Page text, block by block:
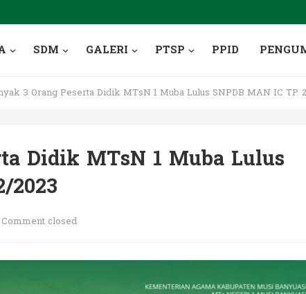
SDM GALERI PTSP PPID
3 Orang Peserta Didik MTsN 1 Muba Lulus SNPDB MAN IC TP.
Didik MTsN 1 Muba Lulus
2023
Comment closed